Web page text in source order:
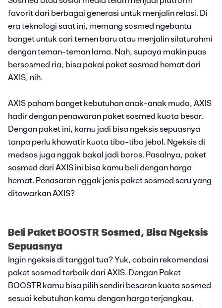
favorit dari berbagai generasi untuk menjalin relasi. Di
era teknologi saat ini, memang sosmed ngebantu
banget untuk cari temen baru atau menjalin silaturahmi
dengan teman-teman lama. Nah, supaya makin puas
bersosmed ria, bisa pakai paket sosmed hemat dari
AXIS, nih.
AXIS paham banget kebutuhan anak-anak muda, AXIS
hadir dengan penawaran paket sosmed kuota besar.
Dengan paket ini, kamu jadi bisa ngeksis sepuasnya
tanpa perlu khawatir kuota tiba-tiba jebol. Ngeksis di
medsos juga nggak bakal jadi boros. Pasalnya, paket
sosmed dari AXIS ini bisa kamu beli dengan harga
hemat. Penasaran nggak jenis paket sosmed seru yang
ditawarkan AXIS?
Beli Paket BOOSTR Sosmed, Bisa Ngeksis
Sepuasnya
Ingin ngeksis di tanggal tua? Yuk, cobain rekomendasi
paket sosmed terbaik dari AXIS. Dengan Paket
BOOSTR kamu bisa pilih sendiri besaran kuota sosmed
sesuai kebutuhan kamu dengan harga terjangkau.